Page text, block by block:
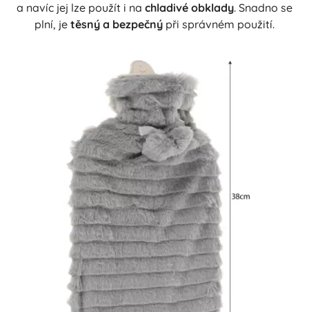
a navíc jej lze použít i na chladivé obklady. Snadno se
plní, je těsný a bezpečný při správném použití.